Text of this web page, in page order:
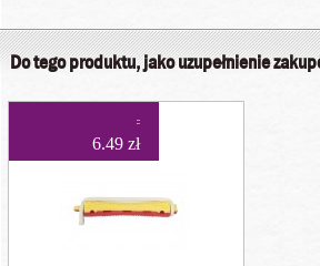
Do tego produktu, jako uzupełnienie
6.49 zł